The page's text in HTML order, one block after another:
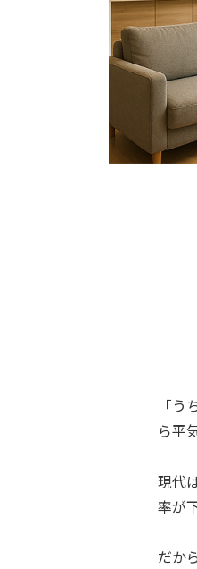
「
ら平
現代
率が
だか